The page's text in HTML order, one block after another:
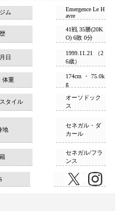
ム
Emergence Le H
avre
41戦 35勝(20K
O) 6敗 0分
日
1999.11.21 （2
6歳）
体重
174cm ・ 75.0k
g
タイル
オーソドック
ス
地
セネガル・ダ
カール
セネガル/フラ
ンス